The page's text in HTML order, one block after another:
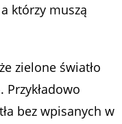
którzy muszą
zielone światło
Przykładowo
bez wpisanych w